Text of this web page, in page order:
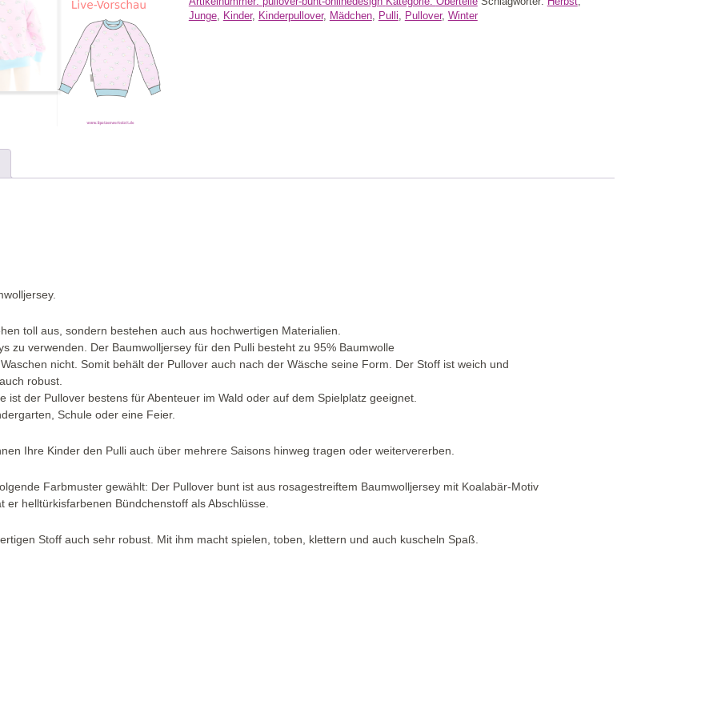
Junge, Kinder, Kinderpullover, Mädchen, Pulli, Pullover, Winter
toll aus, sondern bestehen auch aus hochwertigen Materialien.
zu verwenden. Der Baumwolljersey für den Pulli besteht zu 95% Baumwolle
nicht. Somit behält der Pullover auch nach der Wäsche seine Form. Der Stoff ist weich und
robust.
der Pullover bestens für Abenteuer im Wald oder auf dem Spielplatz geeignet.
Schule oder eine Feier.
Ihre Kinder den Pulli auch über mehrere Saisons hinweg tragen oder weitervererben.
Farbmuster gewählt: Der Pullover bunt ist aus rosagestreiftem Baumwolljersey mit Koalabär-Motiv
helltürkisfarbenen Bündchenstoff als Abschlüsse.
Stoff auch sehr robust. Mit ihm macht spielen, toben, klettern und auch kuscheln Spaß.